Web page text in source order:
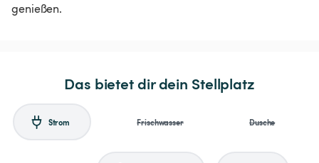
genießen.
Das bietet dir dein Stellplatz
Strom Frischwasser Dusche